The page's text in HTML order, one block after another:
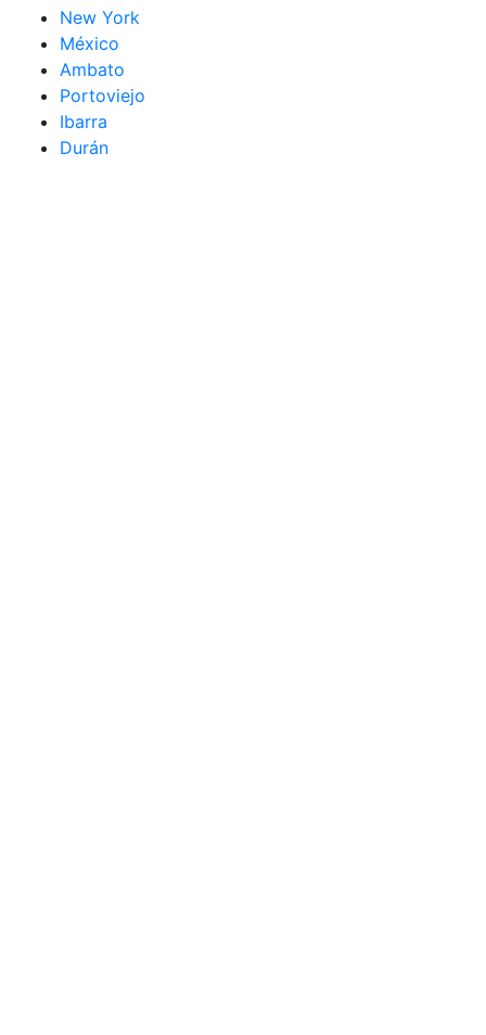
New York
México
Ambato
Portoviejo
Ibarra
Durán